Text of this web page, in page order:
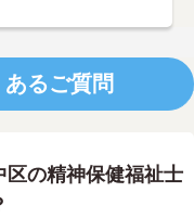
るご質問
区の精神保健福祉士